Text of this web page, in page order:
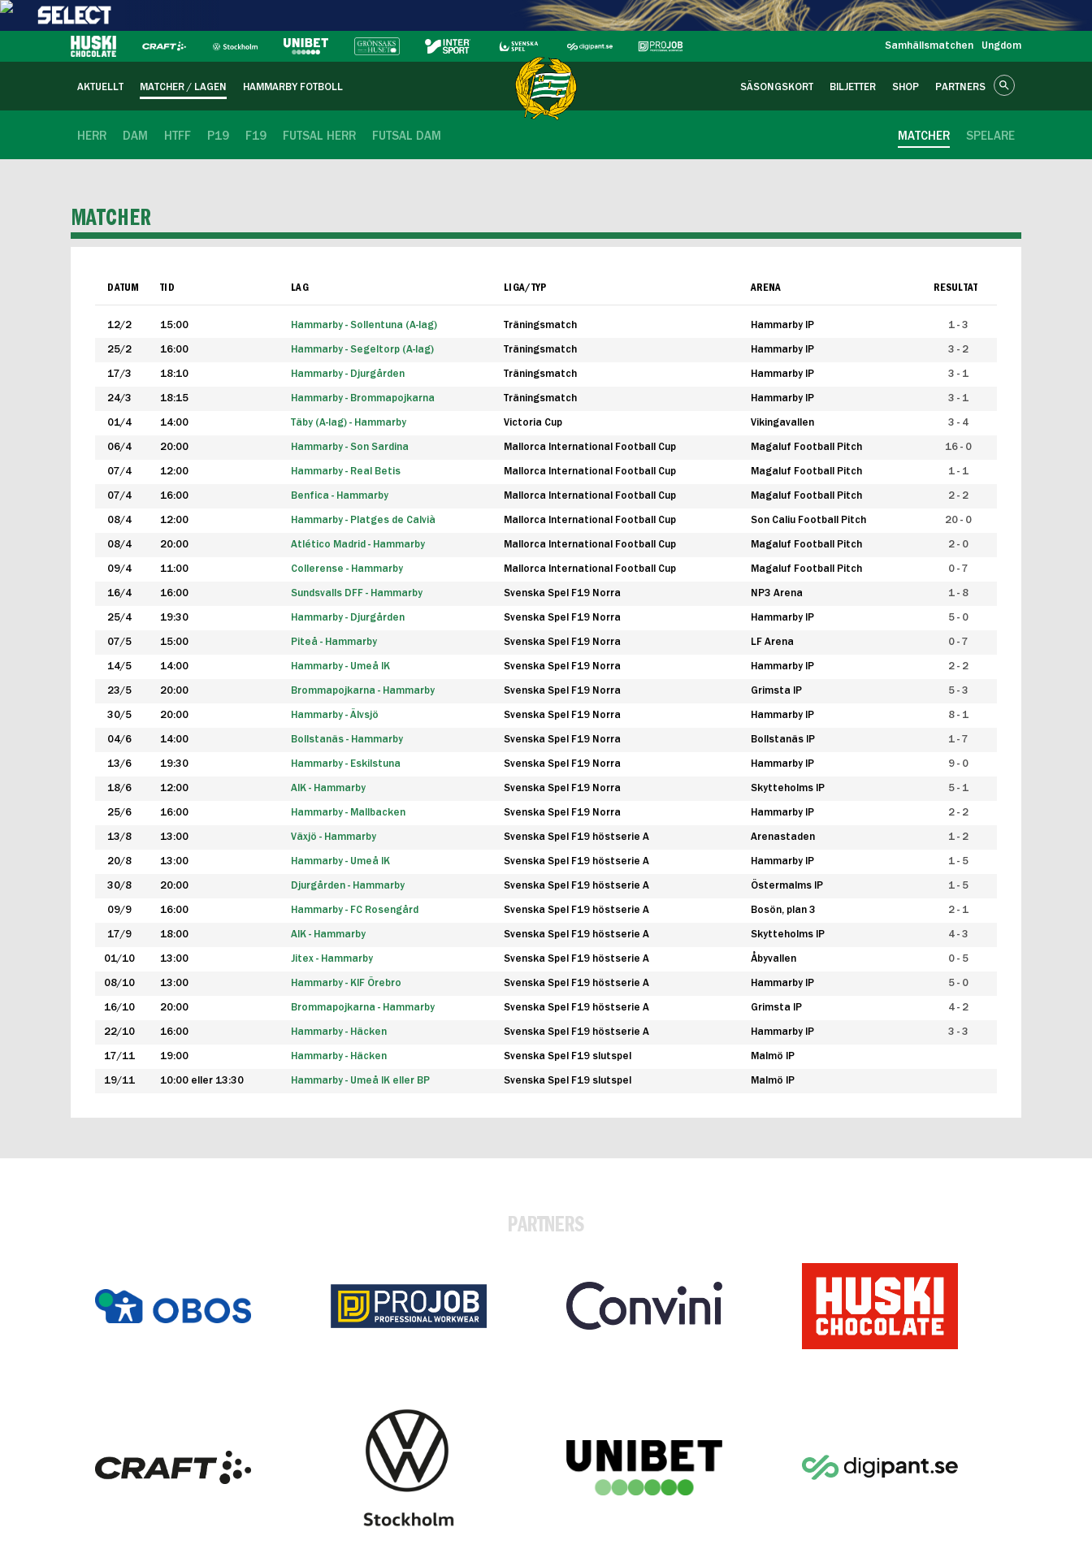
Samhällsmatchen Ungdom
AKTUELLT MATCHER / LAGEN HAMMARBY FOTBOLL SÄSONGSKORT BILJETTER SHOP PARTNERS
HERR DAM HTFF P19 F19 FUTSAL HERR FUTSAL DAM SPELARE
MATCHER
MATCHER
DATUM TID LAG LIGA/TYP ARENA RESULTAT
12/2 15:00 Hammarby - Sollentuna (A-lag) Träningsmatch Hammarby IP 1 - 3
25/2 16:00 Hammarby - Segeltorp (A-lag) Träningsmatch Hammarby IP 3 - 2
17/3 18:10 Hammarby - Djurgården Träningsmatch Hammarby IP 3 - 1
24/3 18:15 Hammarby - Brommapojkarna Träningsmatch Hammarby IP 3 - 1
01/4 14:00 Täby (A-lag) - Hammarby Victoria Cup Vikingavallen 3 - 4
06/4 20:00 Hammarby - Son Sardina Mallorca International Football Cup Magaluf Football Pitch 16 - 0
07/4 12:00 Hammarby - Real Betis Mallorca International Football Cup Magaluf Football Pitch 1 - 1
07/4 16:00 Benfica - Hammarby Mallorca International Football Cup Magaluf Football Pitch 2 - 2
08/4 12:00 Hammarby - Platges de Calvià Mallorca International Football Cup Son Caliu Football Pitch 20 - 0
08/4 20:00 Atlético Madrid - Hammarby Mallorca International Football Cup Magaluf Football Pitch 2 - 0
09/4 11:00 Collerense - Hammarby Mallorca International Football Cup Magaluf Football Pitch 0 - 7
16/4 16:00 Sundsvalls DFF - Hammarby Svenska Spel F19 Norra NP3 Arena 1 - 8
25/4 19:30 Hammarby - Djurgården Svenska Spel F19 Norra Hammarby IP 5 - 0
07/5 15:00 Piteå - Hammarby Svenska Spel F19 Norra LF Arena 0 - 7
14/5 14:00 Hammarby - Umeå IK Svenska Spel F19 Norra Hammarby IP 2 - 2
23/5 20:00 Brommapojkarna - Hammarby Svenska Spel F19 Norra Grimsta IP 5 - 3
30/5 20:00 Hammarby - Älvsjö Svenska Spel F19 Norra Hammarby IP 8 - 1
04/6 14:00 Bollstanäs - Hammarby Svenska Spel F19 Norra Bollstanäs IP 1 - 7
13/6 19:30 Hammarby - Eskilstuna Svenska Spel F19 Norra Hammarby IP 9 - 0
18/6 12:00 AIK - Hammarby Svenska Spel F19 Norra Skytteholms IP 5 - 1
25/6 16:00 Hammarby - Mallbacken Svenska Spel F19 Norra Hammarby IP 2 - 2
13/8 13:00 Växjö - Hammarby Svenska Spel F19 höstserie A Arenastaden 1 - 2
20/8 13:00 Hammarby - Umeå IK Svenska Spel F19 höstserie A Hammarby IP 1 - 5
30/8 20:00 Djurgården - Hammarby Svenska Spel F19 höstserie A Östermalms IP 1 - 5
09/9 16:00 Hammarby - FC Rosengård Svenska Spel F19 höstserie A Bosön, plan 3 2 - 1
17/9 18:00 AIK - Hammarby Svenska Spel F19 höstserie A Skytteholms IP 4 - 3
01/10 13:00 Jitex - Hammarby Svenska Spel F19 höstserie A Åbyvallen 0 - 5
08/10 13:00 Hammarby - KIF Örebro Svenska Spel F19 höstserie A Hammarby IP 5 - 0
16/10 20:00 Brommapojkarna - Hammarby Svenska Spel F19 höstserie A Grimsta IP 4 - 2
22/10 16:00 Hammarby - Häcken Svenska Spel F19 höstserie A Hammarby IP 3 - 3
17/11 19:00 Hammarby - Häcken Svenska Spel F19 slutspel Malmö IP
19/11 10:00 eller 13:30 Hammarby - Umeå IK eller BP Svenska Spel F19 slutspel Malmö IP
PARTNERS